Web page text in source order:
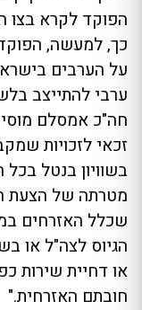
הפוקד לקרא בצו
כך, למעשה,
על הערבים
ערבי להתייצב
חה"כ אמסלם
זכאי לזכויות
בשוויון בנטל
מטרתה של הצעת
שכלל האזרחים
הגיוס לצה"ל או
או דחיית שירות
חובתם האזרחית."